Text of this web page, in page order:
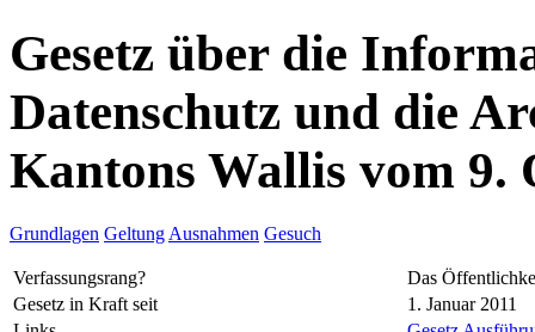
Gesetz über die
Datenschutz und die
Kantons Wallis vom 9.
Grundlagen Geltung Ausnahmen Gesuch
Verfassungsrang?
Das
Gesetz in Kraft seit
1. Januar 2011